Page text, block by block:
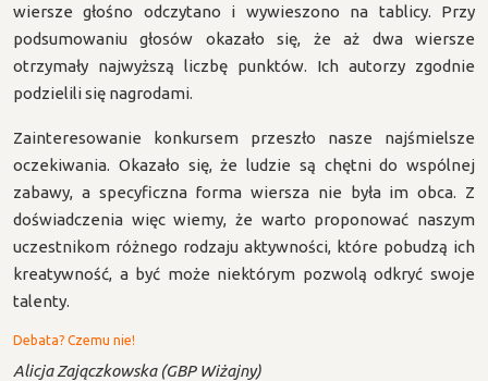
wiersze głośno odczytano i wywieszono na tablicy. Przy
podsumowaniu głosów okazało się, że aż dwa wiersze
otrzymały najwyższą liczbę punktów. Ich autorzy zgodnie
podzielili się nagrodami.
Zainteresowanie konkursem przeszło nasze najśmielsze
oczekiwania. Okazało się, że ludzie są chętni do wspólnej
zabawy, a specyficzna forma wiersza nie była im obca. Z
doświadczenia więc wiemy, że warto proponować naszym
uczestnikom różnego rodzaju aktywności, które pobudzą ich
kreatywność, a być może niektórym pozwolą odkryć swoje
talenty.
Debata? Czemu nie!
AlicjaZajączkowska (GBP Wiżajny)